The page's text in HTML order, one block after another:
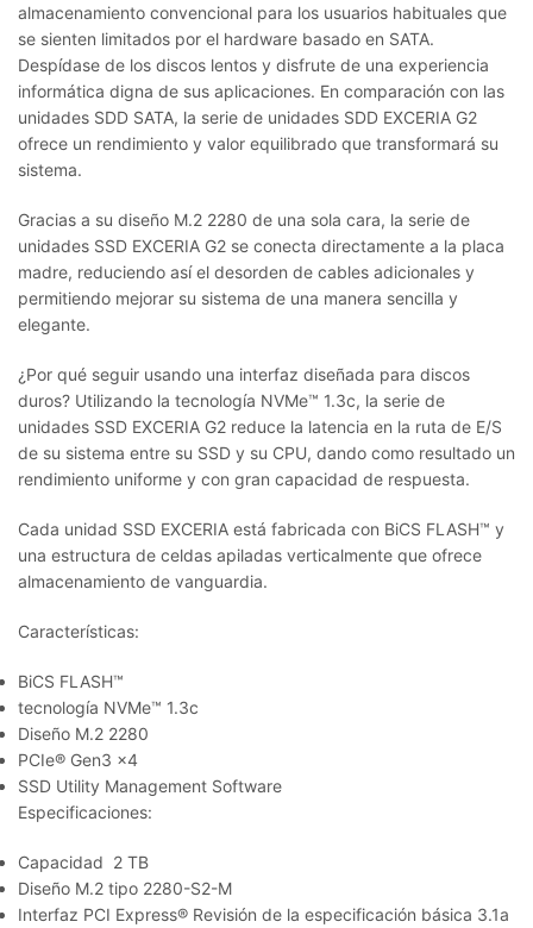
almacenamiento convencional para los usuarios habituales que
se sienten limitados por el hardware basado en SATA.
Despídase de los discos lentos y disfrute de una experiencia
informática digna de sus aplicaciones. En comparación con las
unidades SDD SATA, la serie de unidades SDD EXCERIA G2
ofrece un rendimiento y valor equilibrado que transformará su
sistema.
Gracias a su diseño M.2 2280 de una sola cara, la serie de
unidades SSD EXCERIA G2 se conecta directamente a la placa
madre, reduciendo así el desorden de cables adicionales y
permitiendo mejorar su sistema de una manera sencilla y
elegante.
¿Por qué seguir usando una interfaz diseñada para discos
duros? Utilizando la tecnología NVMe™ 1.3c, la serie de
unidades SSD EXCERIA G2 reduce la latencia en la ruta de E/S
de su sistema entre su SSD y su CPU, dando como resultado un
rendimiento uniforme y con gran capacidad de respuesta.
Cada unidad SSD EXCERIA está fabricada con BiCS FLASH™ y
una estructura de celdas apiladas verticalmente que ofrece
almacenamiento de vanguardia.
Características:
BiCS FLASH™
tecnología NVMe™ 1.3c
Diseño M.2 2280
PCIe® Gen3 x4
SSD Utility Management Software
Especificaciones:
Capacidad 2 TB
Diseño M.2 tipo 2280-S2-M
Interfaz PCI Express® Revisión de la especificación básica 3.1a